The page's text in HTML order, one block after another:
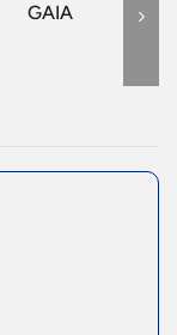
GAIA